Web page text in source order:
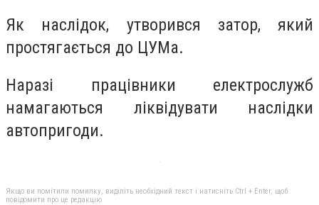
Як наслідок, утворився затор, який
простягається до ЦУМа.
Наразі працівники електрослужб
намагаються ліквідувати наслідки
автопригоди.
Якщо ви помітили помилку, виділіть необхідний текст і натисніть Ctrl + Enter, щоб
повідомити про це редакцію